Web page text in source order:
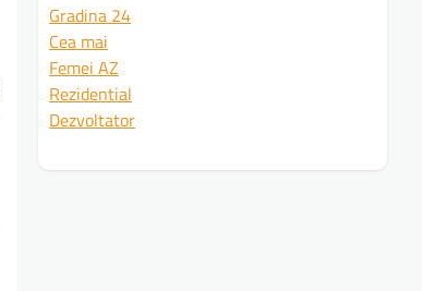
Gradina 24
Cea mai
Femei AZ
Rezidential
Dezvoltator